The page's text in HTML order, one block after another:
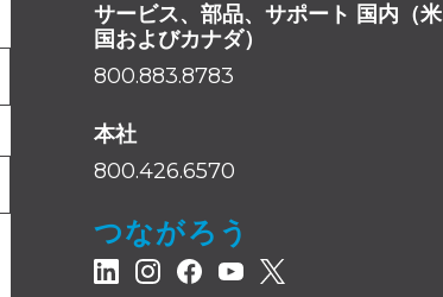
サービス、部品、サポート 国内（米
国およびカナダ）
800.883.8783
本社
800.426.6570
つながろう